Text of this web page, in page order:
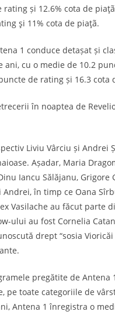
și 12.6% cota de
şi 11% cota de piaţã.
1 conduce detașat și
cu o medie de 10.2
de rating și 16.3 cota
în noaptea de
Liviu Vârciu și Andrei
Așadar, Maria
Iancu Sălăjanu, Grigore
în timp ce Oana
Vasilache au făcut parte
ului au fost Cornelia
drept “sosia Vioricăi
pregătite de Antena
toate categoriile de
Antena 1 înregistra o